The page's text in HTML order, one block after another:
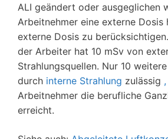
ALI geändert oder ausgeglichen
Arbeitnehmer eine externe Dosis
externe Dosis zu
der Arbeiter hat 10 mSv von
Strahlungsquellen. Nur 10
durch interne Strahlung zulässig ,
Arbeitnehmer die berufliche
erreicht.